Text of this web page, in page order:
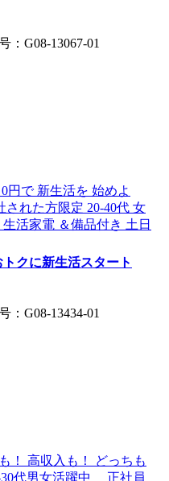
G08-13067-01
クに新生活スタート
G08-13434-01